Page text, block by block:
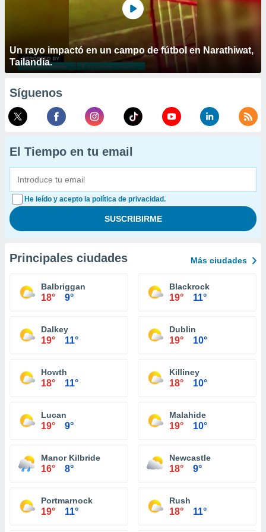
Un rayo impactó en un campo de fútbol en Narathiwat,
Tailandia.
Síguenos
El Tiempo en tu email
He leído y acepto la política de privacidad.
Principales ciudades Más ciudades
Balbriggan
18° 9°
Blackrock
19° 11°
Dalkey
19° 11°
Dublin
19° 10°
Howth
18° 11°
Killiney
18° 10°
Lucan
19° 9°
Malahide
19° 10°
Manor Kilbride
16° 8°
Newcastle
18° 9°
Portmarnock
19° 11°
Rush
18° 11°